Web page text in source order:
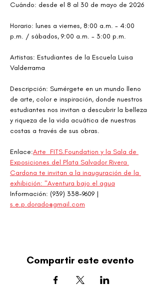
Cuándo: desde el 8 al 30 de mayo de 2026
Horario: lunes a viernes, 8:00 a.m. - 4:00
p.m. / sábados, 9:00 a.m. - 3:00 p.m.
Artistas: Estudiantes de la Escuela Luisa
Valderrama
Descripción: Sumérgete en un mundo lleno
de arte, color e inspiración, donde nuestros
estudiantes nos invitan a descubrir la belleza
y riqueza de la vida acuática de nuestras
costas a través de sus obras.
Enlace:Arte_FITS.Foundation y la Sala de
Exposiciones del Plata Salvador Rivera
Cardona te invitan a la inauguración de la
exhibición: "Aventura bajo el agua
Información: (939) 338-9609 |
s.e.p.dorado@gmail.com
Compartir este evento